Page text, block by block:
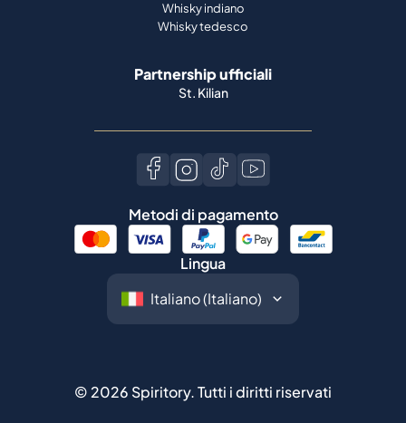
Whisky indiano
Whisky tedesco
Partnership ufficiali
St. Kilian
Metodi di pagamento
Lingua
© 2026 Spiritory.Tutti i diritti riservati